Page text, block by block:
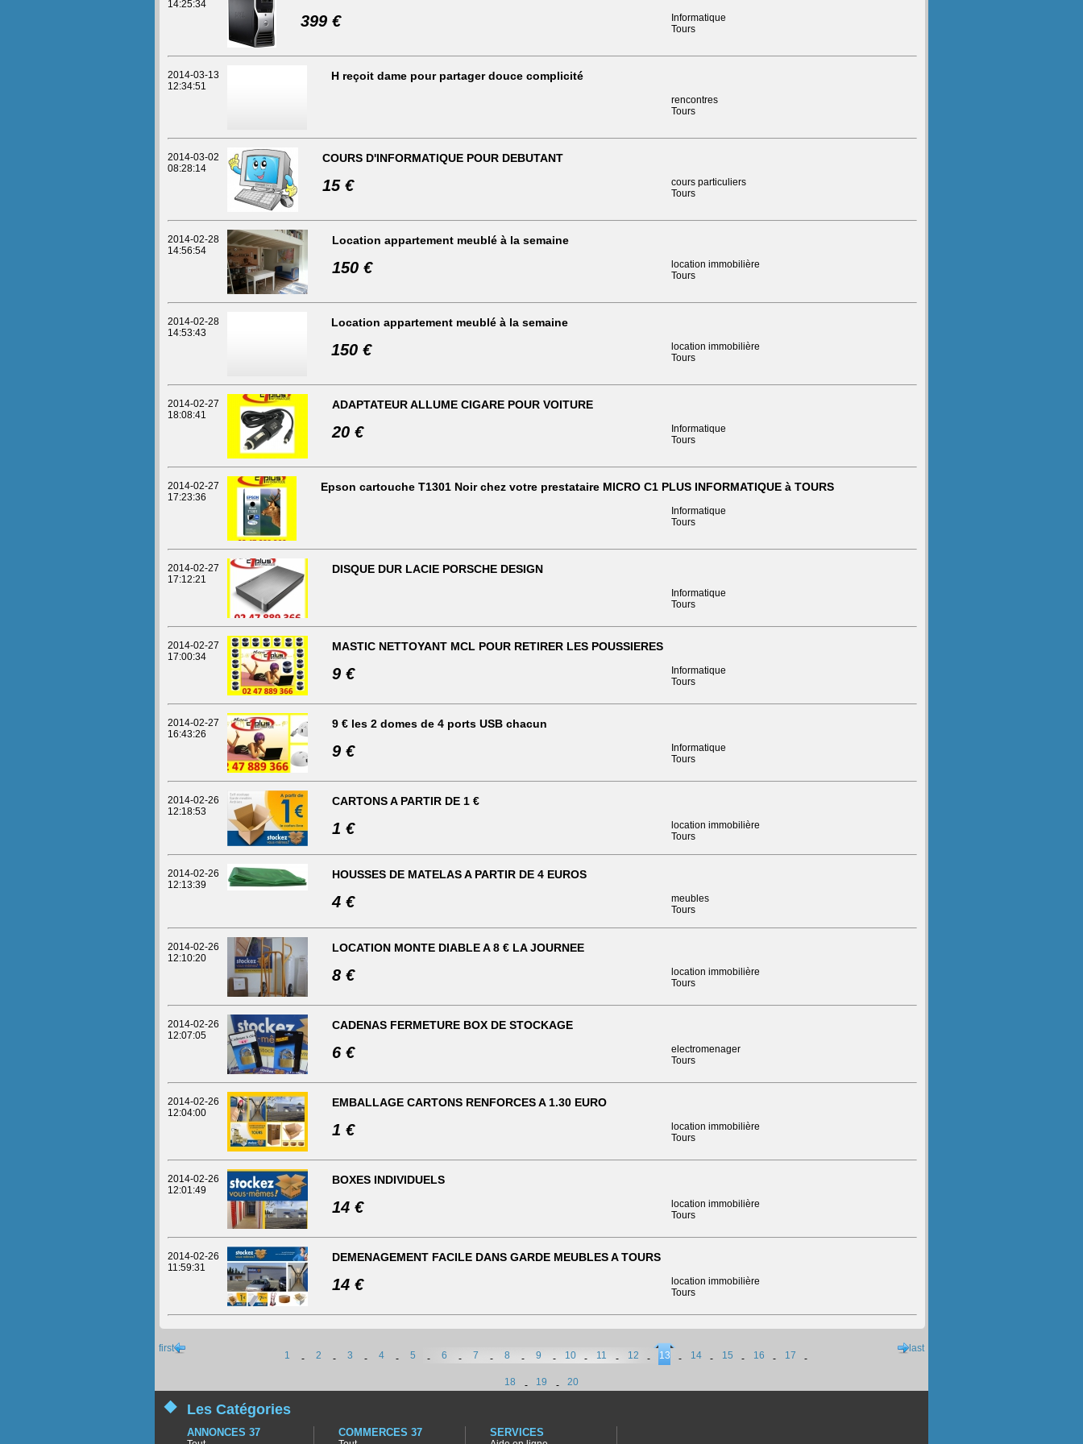
14:25:34
399 €
Informatique
Tours
2014-03-13
12:34:51
H reçoit dame pour partager douce complicité
rencontres
Tours
2014-03-02
08:28:14
COURS D'INFORMATIQUE POUR DEBUTANT
15 €
cours particuliers
Tours
2014-02-28
14:56:54
Location appartement meublé à la semaine
150 €
location immobilière
Tours
2014-02-28
14:53:43
Location appartement meublé à la semaine
150 €
location immobilière
Tours
2014-02-27
18:08:41
ADAPTATEUR ALLUME CIGARE POUR VOITURE
20 €
Informatique
Tours
2014-02-27
17:23:36
Epson cartouche T1301 Noir chez votre prestataire MICRO C1 PLUS INFORMATIQUE à TOURS
Informatique
Tours
2014-02-27
17:12:21
DISQUE DUR LACIE PORSCHE DESIGN
Informatique
Tours
2014-02-27
17:00:34
MASTIC NETTOYANT MCL POUR RETIRER LES POUSSIERES
9 €
Informatique
Tours
2014-02-27
16:43:26
9 € les 2 domes de 4 ports USB chacun
9 €
Informatique
Tours
2014-02-26
12:18:53
CARTONS A PARTIR DE 1 €
1 €
location immobilière
Tours
2014-02-26
12:13:39
HOUSSES DE MATELAS A PARTIR DE 4 EUROS
4 €
meubles
Tours
2014-02-26
12:10:20
LOCATION MONTE DIABLE A 8 € LA JOURNEE
8 €
location immobilière
Tours
2014-02-26
12:07:05
CADENAS FERMETURE BOX DE STOCKAGE
6 €
electromenager
Tours
2014-02-26
12:04:00
EMBALLAGE CARTONS RENFORCES A 1.30 EURO
1 €
location immobilière
Tours
2014-02-26
12:01:49
BOXES INDIVIDUELS
14 €
location immobilière
Tours
2014-02-26
11:59:31
DEMENAGEMENT FACILE DANS GARDE MEUBLES A TOURS
14 €
location immobilière
Tours
first last
1 - 2 - 3 - 4 - 5 - 6 - 7 - 8 - 9 - 10 - 11 - 12 - 13 - 14 - 15 - 16 - 17 -
18 - 19 - 20
Les Catégories
ANNONCES 37 COMMERCES 37 SERVICES